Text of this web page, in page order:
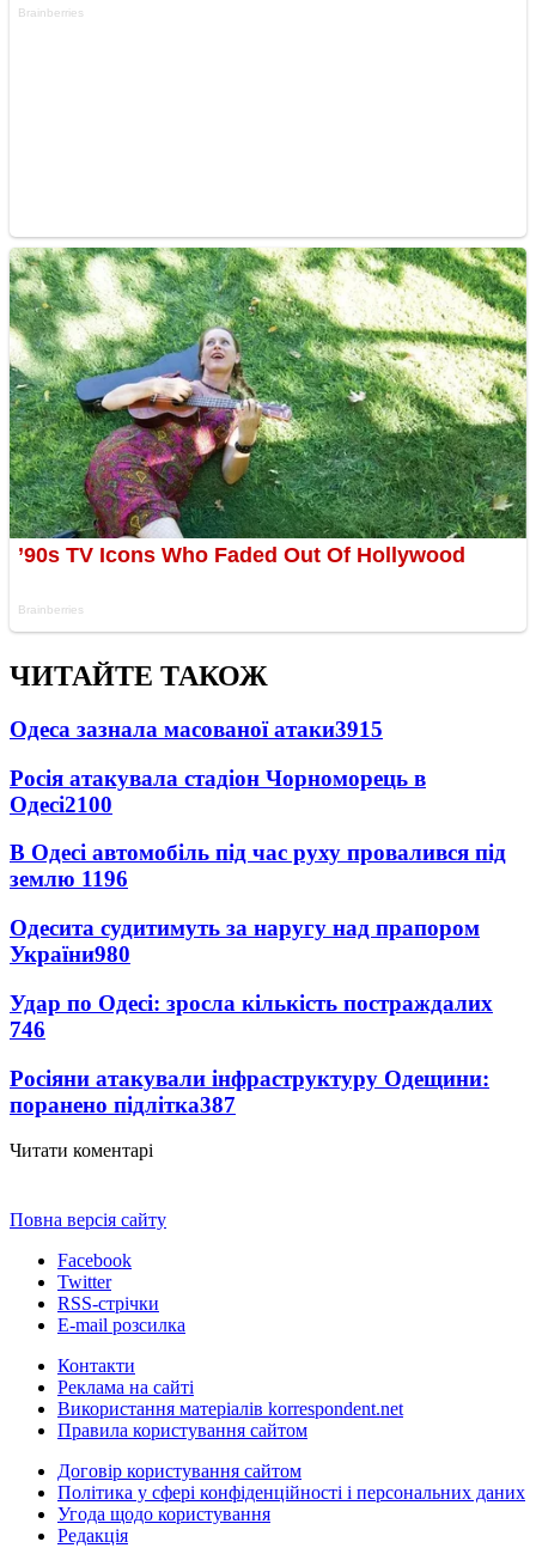
ЧИТАЙТЕ ТАКОЖ
Одеса зазнала масованої атаки3915
Росія атакувала стадіон Чорноморець в
Одесі2100
В Одесі автомобіль під час руху провалився під
землю 1196
Одесита судитимуть за наругу над прапором
України980
Удар по Одесі: зросла кількість постраждалих
746
Росіяни атакували інфраструктуру Одещини:
поранено підлітка387
Читати коментарі
Повна версія сайту
Facebook
Twitter
RSS-стрічки
E-mail розсилка
Контакти
Реклама на сайті
Використання матеріалів korrespondent.net
Правила користування сайтом
Договір користування сайтом
Політика у сфері конфіденційності і персональних даних
Угода щодо користування
Редакція